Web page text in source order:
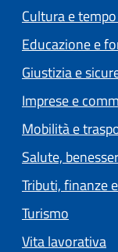
Cultura e
Educazione e
Giustizia e
Imprese e
Mobilità e
Salute,
Tributi, finanze
Turismo
Vita lavorativa